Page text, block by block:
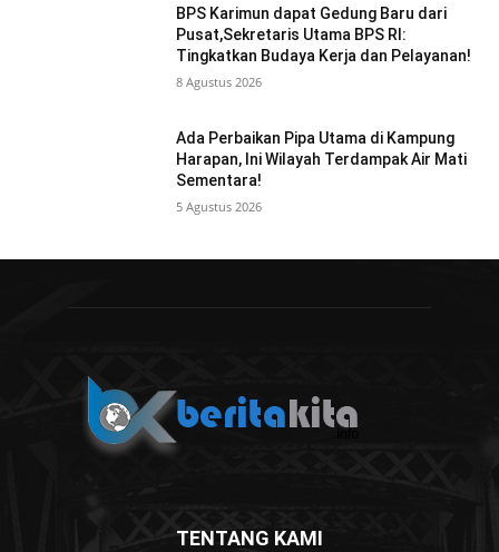
BPS Karimun dapat Gedung Baru dari
Pusat,Sekretaris Utama BPS RI:
Tingkatkan Budaya Kerja dan Pelayanan!
8 Agustus 2026
Ada Perbaikan Pipa Utama di Kampung
Harapan, Ini Wilayah Terdampak Air Mati
Sementara!
5 Agustus 2026
TENTANG KAMI